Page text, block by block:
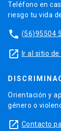
Teléfono en
riesgo tu vida
phone (56)95504
launch Ir al sitio
Orientación y
género o
launch Contacto